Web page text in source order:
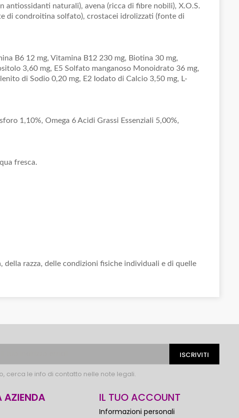
naturali), avena (ricca di fibre nobili), X.O.S.
di condroitina solfato), crostacei idrolizzati (fonte di
B6 12 mg, Vitamina B12 230 mg, Biotina 30 mg,
3,60 mg, E5 Solfato manganoso Monoidrato 36 mg,
di Sodio 0,20 mg, E2 Iodato di Calcio 3,50 mg, L-
1,10%, Omega 6 Acidi Grassi Essenziali 5,00%,
fresca.
razza, delle condizioni fisiche individuali e di quelle
cerca le info di contatto nelle note legali.
AZIENDA IL TUO ACCOUNT
Informazioni personali